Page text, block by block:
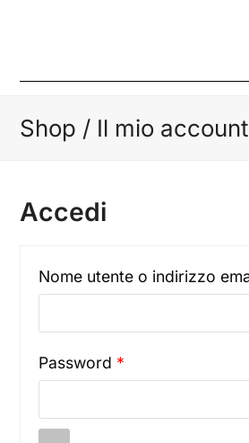
Shop / Il mio account
Accedi
Nome utente o indirizzo
Password *